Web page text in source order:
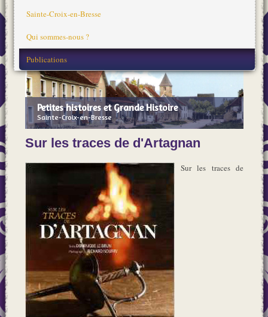
Sainte-Croix-en-Bresse
Qui sommes-nous ?
Publications
Petites histoires et Grande Histoire
Sainte-Croix-en-Bresse
Sur les traces de d'Artagnan
Sur les traces de